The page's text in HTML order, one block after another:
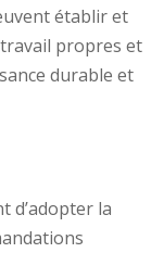
établir et
propres et
durable et
d’adopter la